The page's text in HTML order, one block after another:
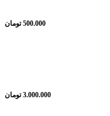
500.000 تومان
3.000.000 تومان